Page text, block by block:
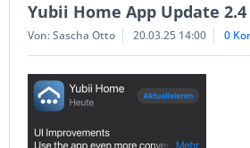
Yubii Home App Update 2.4
Von: Sascha Otto 20.03.25 14:00 0